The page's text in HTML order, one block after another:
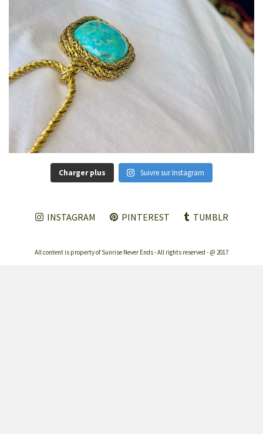
Charger plus Suivre sur Instagram
INSTAGRAM PINTEREST TUMBLR
All content is property of Sunrise Never Ends - All rights reserved - @ 2017